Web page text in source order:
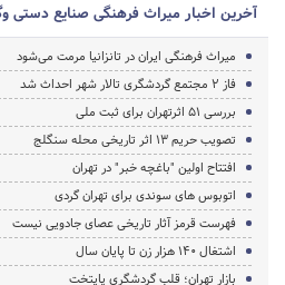
آخرین اخبار میراث فرهنگی صنایع دستی
میراث فرهنگی ایران در تانزانیا مرمت می‌شود
فاز 2 مجتمع گردشگری تالار شهر احداث شد
بررسی 51 اثرتهران برای ثبت ملی
تصویب حریم 13 اثر تاریخی محله سنگلج
افتتاح اولین "باغچه خبر" در تهران
اتوبوس های سوندی برای تهران گردی
فهرست قرمز آثار تاریخی عصای جادویی نیست
اشتغال 140 هزار زن تا پایان سال
بازار تهران؛ قلب گردشگری پایتخت